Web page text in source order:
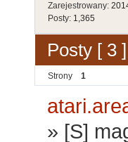
Zarejestrowany:
Posty: 1,365
Posty [ 3 ]
Strony 1
» [S]